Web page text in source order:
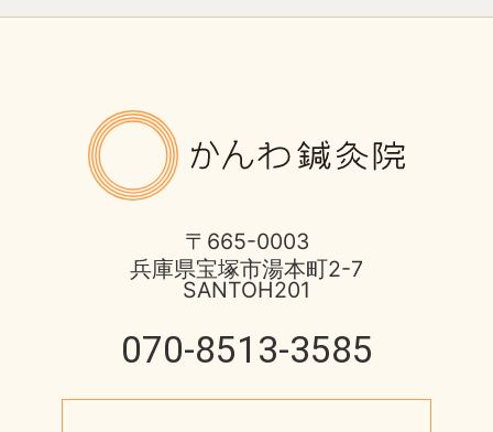
ほっとひと息
円形脱毛症
8月営業日のお知らせ
酷暑に負けない体つくり
未来の健康を支える
〒665-0003
兵庫県宝塚市湯本町2-7
SANTOH201
070-8513-3585